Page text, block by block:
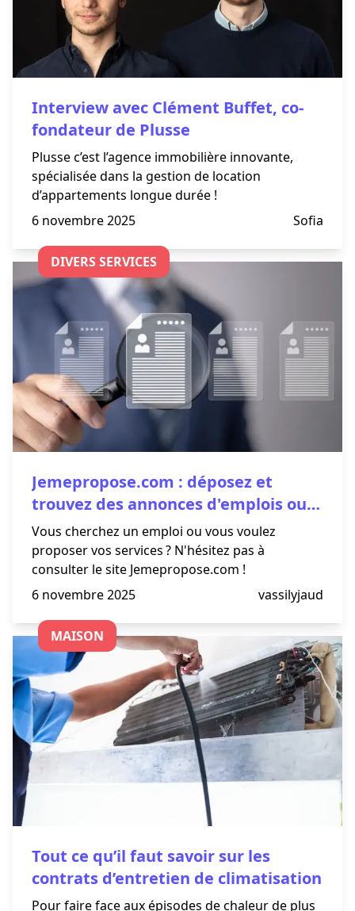
Interview avec Clément Buffet, co-
fondateur de Plusse
Plusse c’est l’agence immobilière innovante,
spécialisée dans la gestion de location
d’appartements longue durée !
6 novembre 2025
Sofia
DIVERS SERVICES
Jemepropose.com : déposez et
trouvez des annonces d'emplois ou
services !
Vous cherchez un emploi ou vous voulez
proposer vos services ? N'hésitez pas à
consulter le site Jemepropose.com !
6 novembre 2025
vassilyjaud
MAISON
Tout ce qu’il faut savoir sur les
contrats d’entretien de climatisation
Pour faire face aux épisodes de chaleur de plus